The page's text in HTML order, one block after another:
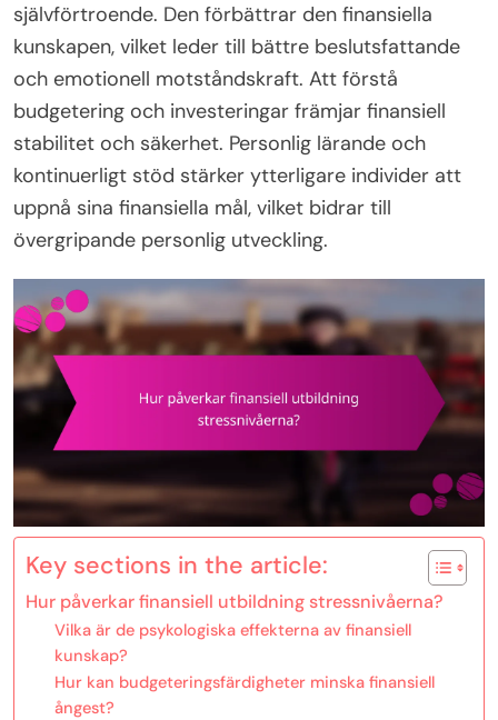
självförtroende. Den förbättrar den finansiella
kunskapen, vilket leder till bättre beslutsfattande
och emotionell motståndskraft. Att förstå
budgetering och investeringar främjar finansiell
stabilitet och säkerhet. Personlig lärande och
kontinuerligt stöd stärker ytterligare individer att
uppnå sina finansiella mål, vilket bidrar till
övergripande personlig utveckling.
Key sections in the article:
Hur påverkar finansiell utbildning stressnivåerna?
Vilka är de psykologiska effekterna av finansiell
kunskap?
Hur kan budgeteringsfärdigheter minska finansiell
ångest?